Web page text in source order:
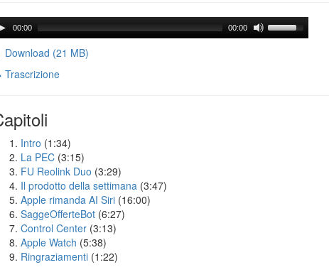
00:00 00:00
Download (21 MB)
Trascrizione
Intro (1:34)
La PEC (3:15)
FU Reolink Duo (3:29)
Il prodotto della settimana (3:47)
Apple rimanda AI Siri (16:00)
SaggeOfferteBot (6:27)
Control Center (3:13)
Apple Watch (5:38)
Ringraziamenti (1:22)